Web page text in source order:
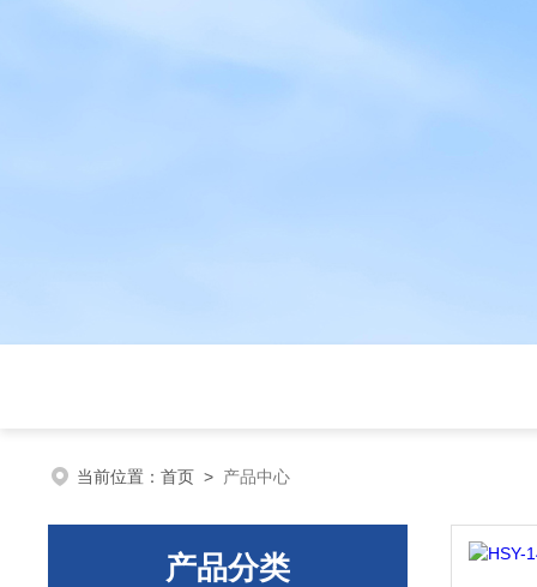
当前位置： 首页 > 产品中心
产品分类